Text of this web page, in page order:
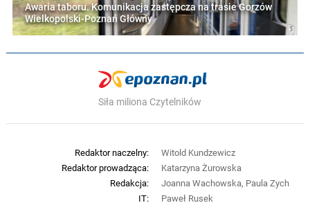
Awaria taboru. Komunikacja zastępcza na trasie Gorzów
Wielkopolski-Poznań Główny
Siła miliona Czytelników
Redaktor naczelny:
Witold Kundzewicz
Redaktor prowadząca:
Katarzyna Żurowska
Redakcja:
Joanna Wachowska, Paula Zych
IT:
Paweł Rusek